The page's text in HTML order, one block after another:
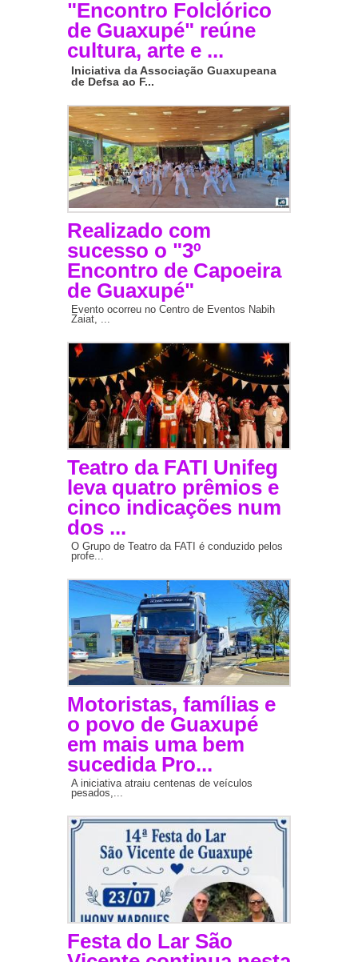
"Encontro Folclórico
de Guaxupé" reúne
cultura, arte e ...
Iniciativa da Associação Guaxupeana
de Defsa ao F...
Realizado com
sucesso o "3º
Encontro de Capoeira
de Guaxupé"
Evento ocorreu no Centro de Eventos Nabih
Zaiat, ...
Teatro da FATI Unifeg
leva quatro prêmios e
cinco indicações num
dos ...
O Grupo de Teatro da FATI é conduzido pelos
profe...
Motoristas, famílias e
o povo de Guaxupé
em mais uma bem
sucedida Pro...
A iniciativa atraiu centenas de veículos
pesados,...
Festa do Lar São